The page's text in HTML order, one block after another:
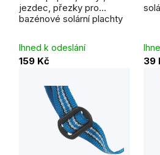
jezdec, přezky pro
bazénové solární plachty
je
5,0
z
Ihned k odeslání
159 Kč 39